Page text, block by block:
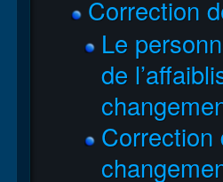
Correction
Le
de
Correction